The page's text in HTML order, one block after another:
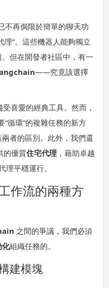
不再侷限於簡單的聊天功
理”。這些機器人能夠獨立
但在開發者社區中，有一
——究竟該選擇
喜愛的經典工具。然而，
循環”的複雜任務的新方
者的區別。此外，我們還
的優質住宅代理 ，藉助卓越
理平穩運行。
作流的兩種方
之間的爭議，我們必須
化組織任務的。
建模塊